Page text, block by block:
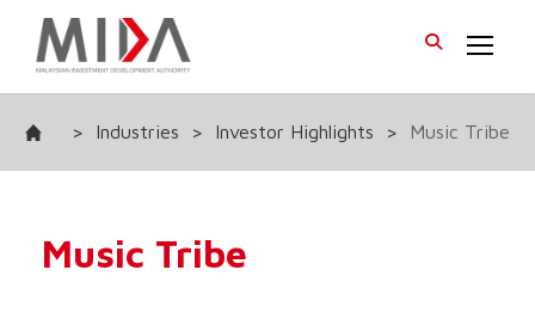
> Industries > Investor Highlights > Music Tribe
Music Tribe